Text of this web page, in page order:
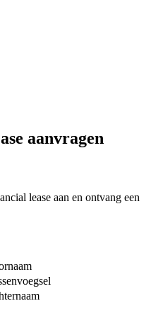
aanvragen
lease aan en ontvang een